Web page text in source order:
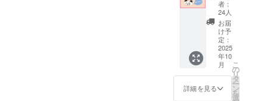
りを是
非お楽
しみく
ださ
い。
※自然素
材のた
め、色
合いや
木目に
ラー：
ホワイ
ト ※画
像は製
作中の
イメー
ジで
す。
円】 こ
のプラ
ンは、
「リ
ターン
は要ら
ないけ
れど応
援した
い」と
者：
24人
お届
け予
定：
2025
年10
月
詳細を見る
こ
の
リ
タ
ー
ン
を
選